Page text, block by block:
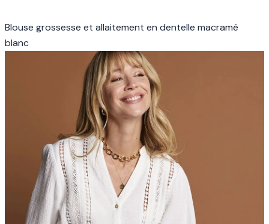
Blouse grossesse et allaitement en dentelle macramé
blanc